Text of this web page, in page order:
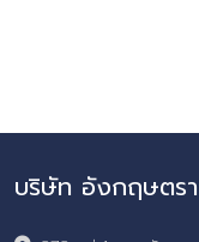
บริษัท อังกฤษตร